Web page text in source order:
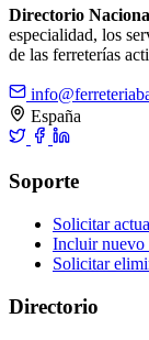
Directorio
especialidad, los
de las ferreterías
España
Soporte
Solicitar
Incluir nuevo
Solicitar
Directorio